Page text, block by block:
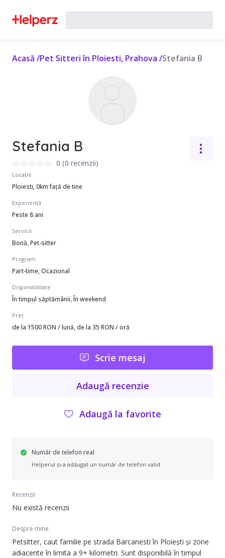
Acasă /Pet Sitteri în Ploiesti, Prahova /Stefania B
Stefania B
0 (0 recenzii)
Locație
Ploiesti, 0km față de tine
Experiență
Peste 8 ani
Servicii
Bonă, Pet-sitter
Program
Part-time, Ocazional
Disponibilitate
În timpul săptămânii, În weekend
Preț
de la 1500 RON / lună, de la 35 RON / oră
Scrie mesaj
Adaugă recenzie
Adaugă la favorite
Număr de telefon real
Helperul și-a adăugat un număr de telefon valid
Recenzii
Nu există recenzii
Despre mine
Petsitter, caut familie pe strada Barcanesti în Ploiești și zone
adiacente în limita a 9+ kilometri. Sunt disponibilă în timpul